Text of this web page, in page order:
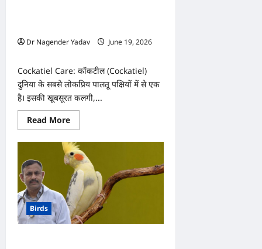
Dr Nagender Yadav
June 19, 2026
Cockatiel Care: कॉकटील (Cockatiel)
दुनिया के सबसे लोकप्रिय पालतू पक्षियों में से एक
है। इसकी खूबसूरत कलगी,...
Read MoreRead
more
Cockatiel
Care:
कॉकटील
की
उम्र
कितनी
होती
है?
सही
देखभाल
से
Birds